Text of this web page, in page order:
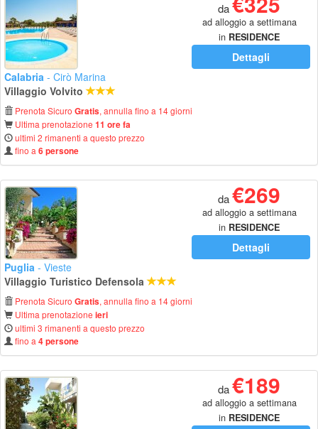
da
ad alloggio a settimana
in RESIDENCE
Dettagli
Calabria - Cirò Marina
Villaggio Volvito
Prenota Sicuro Gratis, annulla fino a 14 giorni
Ultima prenotazione 11 ore fa
ultimi 2 rimanenti a questo prezzo
fino a 6 persone
da€269
ad alloggio a settimana
in RESIDENCE
Dettagli
Puglia - Vieste
Villaggio Turistico Defensola
Prenota Sicuro Gratis, annulla fino a 14 giorni
Ultima prenotazione ieri
ultimi 3 rimanenti a questo prezzo
fino a 4 persone
da€189
ad alloggio a settimana
in RESIDENCE